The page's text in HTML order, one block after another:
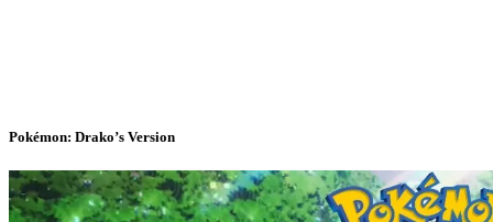
Pokémon: Drako’s Version